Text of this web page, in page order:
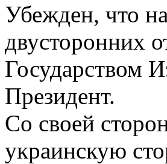
Убежден, что
двусторонних
Государством
Президент.
Со своей
украинскую